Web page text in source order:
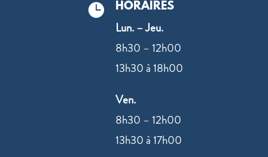
 HORAIRES
Lun. – Jeu.
8h30 – 12h00
13h30 à 18h00
Ven.
8h30 – 12h00
13h30 à 17h00